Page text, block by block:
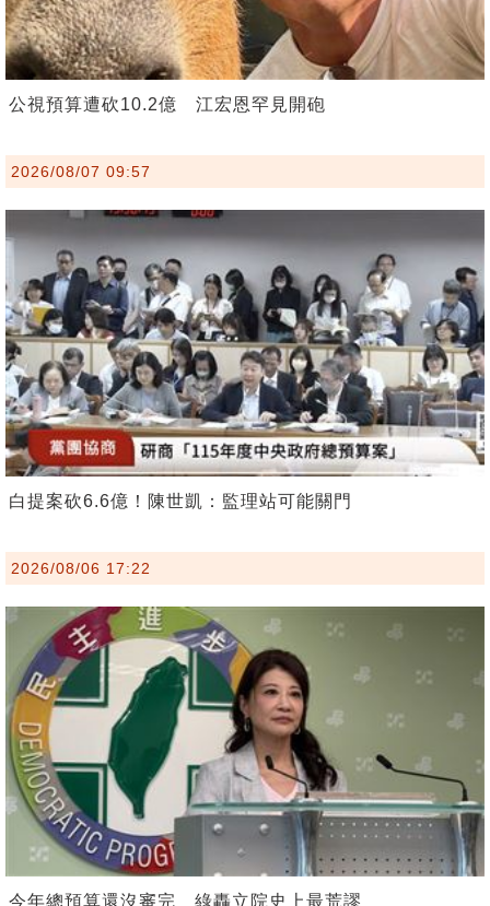
公視預算遭砍10.2億 江宏恩罕見開砲
2026/08/07 09:57
白提案砍6.6億！陳世凱：監理站可能關門
2026/08/06 17:22
今年總預算還沒審完 綠轟立院史上最荒謬